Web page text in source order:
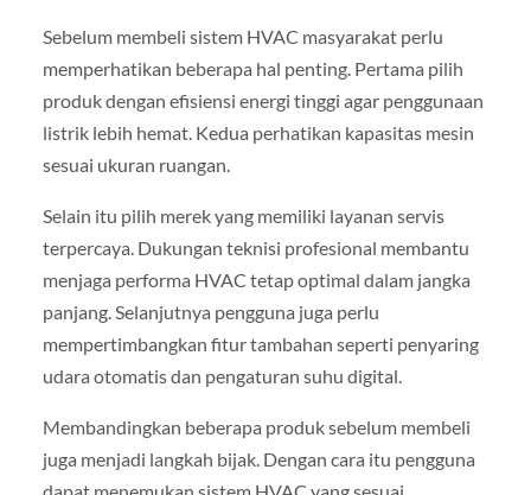
Sebelum membeli sistem HVAC masyarakat perlu
memperhatikan beberapa hal penting. Pertama pilih
produk dengan efisiensi energi tinggi agar penggunaan
listrik lebih hemat. Kedua perhatikan kapasitas mesin
sesuai ukuran ruangan.
Selain itu pilih merek yang memiliki layanan servis
terpercaya. Dukungan teknisi profesional membantu
menjaga performa HVAC tetap optimal dalam jangka
panjang. Selanjutnya pengguna juga perlu
mempertimbangkan fitur tambahan seperti penyaring
udara otomatis dan pengaturan suhu digital.
Membandingkan beberapa produk sebelum membeli
juga menjadi langkah bijak. Dengan cara itu pengguna